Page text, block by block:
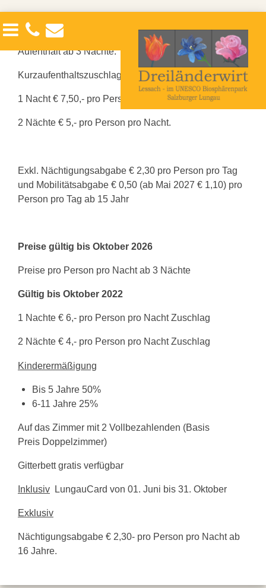
Oben genannte Preise sind pro Tag für einen
Aufenthalt ab 3 Nächte.
Kurzaufenthaltszuschlag:
1 Nacht € 7,50,- pro Person pro Nacht.
2 Nächte € 5,- pro Person pro Nacht.
Exkl. Nächtigungsabgabe € 2,30 pro Person pro Tag
und Mobilitätsabgabe € 0,50 (ab Mai 2027 € 1,10) pro
Person pro Tag ab 15 Jahr
Preise gültig bis Oktober 2026
Preise pro Person pro Nacht ab 3 Nächte
Gültig bis Oktober 2022
1 Nachte € 6,- pro Person pro Nacht Zuschlag
2 Nächte € 4,- pro Person pro Nacht Zuschlag
Kinderermäßigung
Bis 5 Jahre 50%
6-11 Jahre 25%
Auf das Zimmer mit 2 Vollbezahlenden (Basis
Preis Doppelzimmer)
Gitterbett gratis verfügbar
Inklusiv LungauCard von 01. Juni bis 31. Oktober
Exklusiv
Nächtigungsabgabe € 2,30- pro Person pro Nacht ab
16 Jahre.
Appartements/Zimmer
Zimmer England
Zimmer Holland
Zimmer Buben
Zimmer Onkel
Der Lungau
Sommerurlaub
Winterurlaub
Angebote
Kontakt
Anreise-Abreise
Impressum
Sitemap